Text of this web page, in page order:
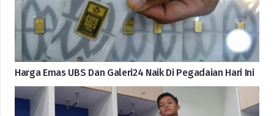
Harga Emas UBS Dan Galeri24 Naik Di Pegadaian Hari Ini